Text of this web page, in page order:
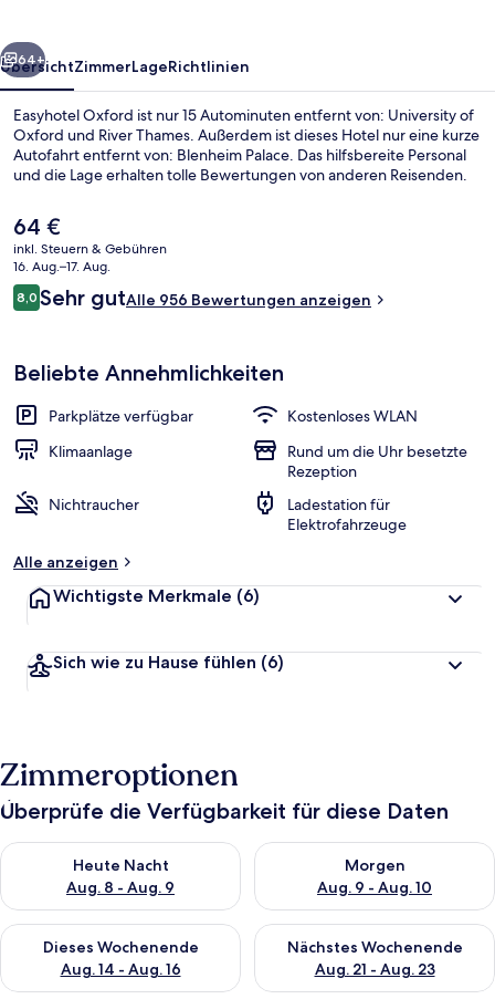
Basic-Doppelzimmer | Betten mit
Weiter
64+
ÜbersichtZimmerLageRichtlinien
Easyhotel Oxford ist nur 15 Autominuten entfernt von: University of
Oxford und River Thames. Außerdem ist dieses Hotel nur eine kurze
Autofahrt entfernt von: Blenheim Palace. Das hilfsbereite Personal
und die Lage erhalten tolle Bewertungen von anderen Reisenden.
Der
aktuelle
Preis
beträgt
64 €.
64 €
inkl. Steuern & Gebühren
16. Aug.–17. Aug.
Bewertungen
8,08,0 von 10.
Sehr gutAlle 956 Bewertungen anzeigen
Beliebte Annehmlichkeiten
Parkplätze verfügbar
Kostenloses WLAN
Klimaanlage
Rund um die Uhr besetzte
Rezeption
Nichtraucher
Ladestation für
Elektrofahrzeuge
Alle anzeigen
Wichtigste Merkmale (6)
Sich wie zu Hause fühlen (6)
Zimmeroptionen
Überprüfe die Verfügbarkeit für diese Daten
Heute Nacht
Aug. 8 - Aug. 9
Überprüfe die Verfügbarkeit für heute Nacht, Aug. 8 - Aug. 9.
Morgen
Aug. 9 - Aug. 10
Überprüfe die Verfügbarkeit
Dieses Wochenende
Aug. 14 - Aug. 16
Überprüfe die Verfügbarkeit für dieses Wochenende, Aug. 14
Nächstes Wochenende
Aug. 21 - Aug. 23
Überprüfe die Verfügbarkeit